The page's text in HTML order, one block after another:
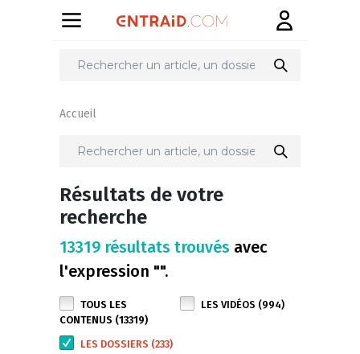
Accueil
Résultats de votre
recherche
13319 résultats trouvés avec
l'expression "".
TOUS LES
CONTENUS (13319)
LES VIDÉOS (994)
LES DOSSIERS (233)